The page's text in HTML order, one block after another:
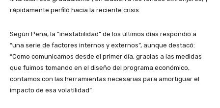
rápidamente perfiló hacia la reciente crisis.
Según Peña, la “inestabilidad” de los últimos días respondió a
“una serie de factores internos y externos”, aunque destacó:
“Como comunicamos desde el primer día, gracias a las medidas
que fuimos tomando en el diseño del programa económico,
contamos con las herramientas necesarias para amortiguar el
impacto de esa volatilidad”.